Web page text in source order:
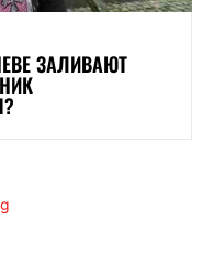
ЗАЛИВАЮТ